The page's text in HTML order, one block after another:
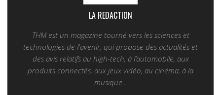
LA REDACTION
THM est un magazine tourné vers les sciences et
technologies de l'avenir, qui propose des actualités et
des avis relatifs au high-tech, à l’automobile, aux
produits connectés, aux jeux vidéo, au cinéma, à la
musique...